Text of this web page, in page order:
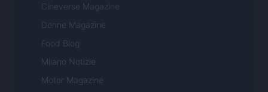
Cineverse Magazine
Donne Magazine
Food Blog
Milano Notizie
Motor Magazine